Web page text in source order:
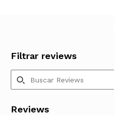
Filtrar reviews
Reviews